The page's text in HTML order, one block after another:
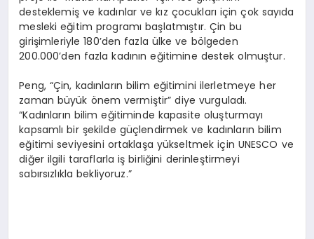
desteklemiş ve kadınlar ve kız çocukları için çok sayıda
mesleki eğitim programı başlatmıştır. Çin bu
girişimleriyle 180’den fazla ülke ve bölgeden
200.000’den fazla kadının eğitimine destek olmuştur.
Peng, “Çin, kadınların bilim eğitimini ilerletmeye her
zaman büyük önem vermiştir” diye vurguladı.
“Kadınların bilim eğitiminde kapasite oluşturmayı
kapsamlı bir şekilde güçlendirmek ve kadınların bilim
eğitimi seviyesini ortaklaşa yükseltmek için UNESCO ve
diğer ilgili taraflarla iş birliğini derinleştirmeyi
sabırsızlıkla bekliyoruz.”